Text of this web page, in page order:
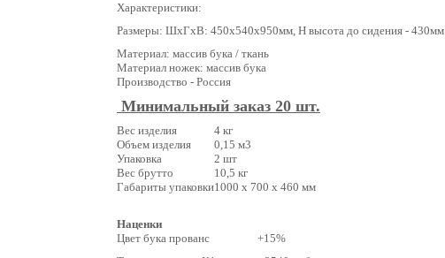
Характеристики:
Размеры: ШхГхВ: 450х540х950мм, Н высота до сидения - 430мм
Материал: массив бука / ткань
Материал ножек: массив бука
Производство - Россия
Минимальный заказ 20 шт.
Вес изделия
4 кг
Объем изделия
0,15 м3
Упаковка
2 шт
Вес брутто
10,5 кг
Габариты упаковки1000 х 700 х 460 мм
Наценки
Цвет бука прованс +15%